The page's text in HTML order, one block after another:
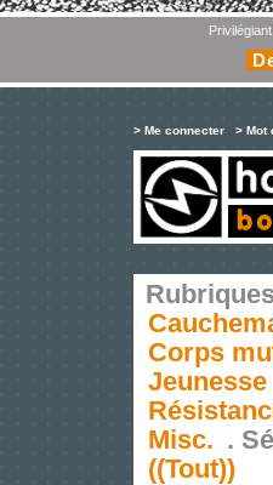
> Me connecter > Mot
Corps
Jeunesse
Misc. .
((Tout))